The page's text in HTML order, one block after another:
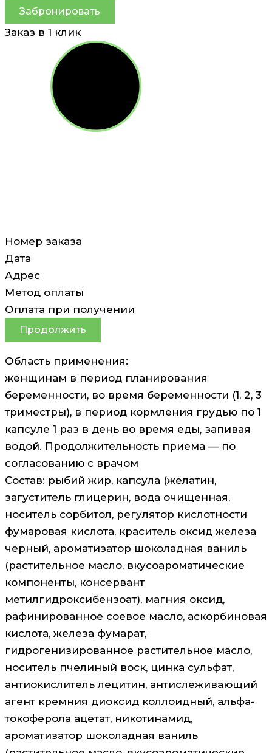
Забронировать
Заказ в 1 клик
Номер заказа
Дата
Адрес
Метод оплаты
Оплата при получении
Продолжить
Область применения:
женщинам в период планирования
беременности, во время беременности (1, 2, 3
триместры), в период кормления грудью по 1
капсуле 1 раз в день во время еды, запивая
водой. Продолжительность приема — по
согласованию с врачом
Состав: рыбий жир, капсула (желатин,
загуститель глицерин, вода очищенная,
носитель сорбитол, регулятор кислотности
фумаровая кислота, краситель оксид железа
черный, ароматизатор шоколадная ваниль
(растительное масло, вкусоароматические
компоненты, консервант
метилгидроксибензоат), магния оксид,
рафинированное соевое масло, аскорбиновая
кислота, железа фумарат,
гидрогенизированное растительное масло,
носитель пчелиный воск, цинка сульфат,
антиокислитель лецитин, антислеживающий
агент кремния диоксид коллоидный, альфа-
токоферола ацетат, никотинамид,
ароматизатор шоколадная ваниль